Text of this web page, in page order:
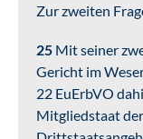
Zur zweiten
25 Mit seiner
Gericht im
22 EuErbVO
Mitgliedstaat